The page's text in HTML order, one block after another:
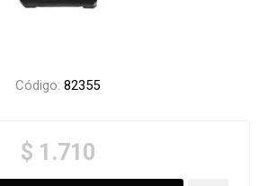
Código: 82355
$ 1.710